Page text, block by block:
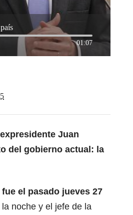
01:07
Juan
del gobierno actual: la
el pasado jueves 27
noche y el jefe de la